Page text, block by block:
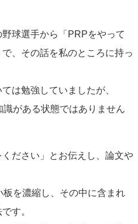
球選手から「PRPをやって
、その話を私のところに持っ
は勉強していましたが、
がある状態ではありません
ださい」とお伝えし、論文や
を濃縮し、その中に含まれ
す。